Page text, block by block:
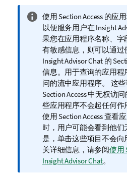
信
息
注
释
使用 Section Access 的应
以便服务用户在 Insight
果您在应用程序名称、字
有敏感信息，则可以通
Insight Advisor Chat 的
信息。 用于查询的应用
问的流中应用程序。 这
Section Access 中无权访
些应用程序不会起任何作
使用 Section Access 查看
时，用户可能会看到他们
是，单击这些项目不会向
关详细信息，请参阅使用
Insight Advisor Chat。